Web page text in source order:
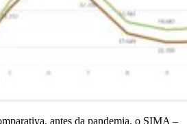
antes da pandemia, o SIMA –